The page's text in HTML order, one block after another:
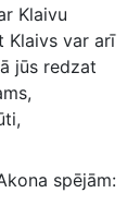
Klaivu
Klaivs var arī
jūs redzat
spējām: